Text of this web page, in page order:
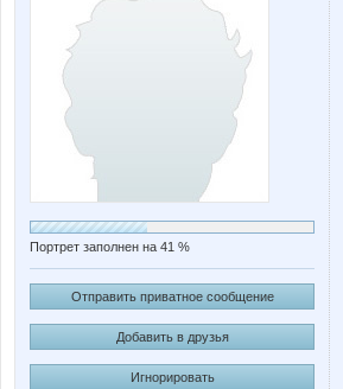
Портрет заполнен на 41 %
Отправить приватное сообщение
Добавить в друзья
Игнорировать